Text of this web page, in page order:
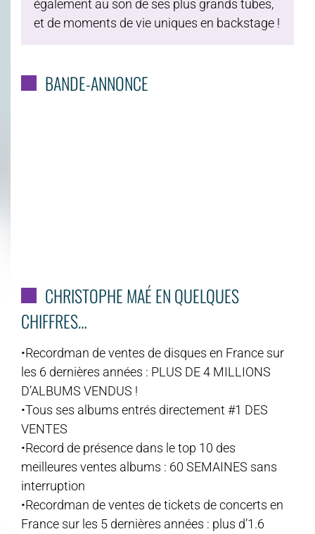
également au son de ses plus grands tubes,
et de moments de vie uniques en backstage !
BANDE-ANNONCE
CHRISTOPHE MAÉ EN QUELQUES
CHIFFRES…
•Recordman de ventes de disques en France sur
les 6 dernières années : PLUS DE 4 MILLIONS
D’ALBUMS VENDUS !
•Tous ses albums entrés directement #1 DES
VENTES
•Record de présence dans le top 10 des
meilleures ventes albums : 60 SEMAINES sans
interruption
•Recordman de ventes de tickets de concerts en
France sur les 5 dernières années : plus d’1.6